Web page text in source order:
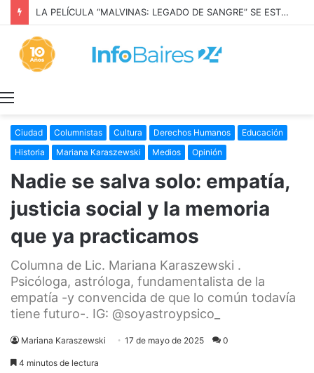
LA PELÍCULA “MALVINAS: LEGADO DE SANGRE” SE ESTRENARÁ EN PRIME VIDEO
Ciudad Columnistas Cultura Derechos Humanos
Educación
Historia
Mariana Karaszewski Medios Opinión
Nadie se salva solo: empatía,
justicia social y la memoria
que ya practicamos
Columna de Lic. Mariana Karaszewski .
Psicóloga, astróloga, fundamentalista de la
empatía -y convencida de que lo común todavía
tiene futuro-. IG: @soyastroypsico_
Mariana Karaszewski 17 de mayo de 2025 0
4 minutos de lectura